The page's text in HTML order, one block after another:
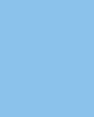
vos